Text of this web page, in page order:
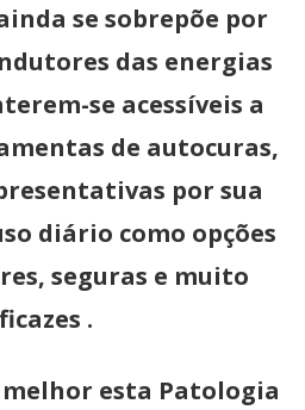
se sobrepõe por
das energias
se acessíveis a
de autocuras,
por sua
diário como opções
seguras e muito
.
esta Patologia